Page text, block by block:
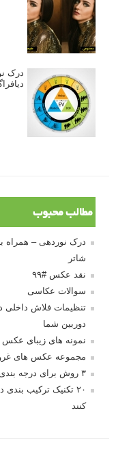
مطالب محبوب
شاتر
نقد عکس #۹۹
سوالات عکاسی
تنظیمات فلاش داخلی
دوربین شما
نمونه های زیبای
مجموعه عکس های
۳ روش برای درجه بندی و تنظیم دقیق رنگ در فتوشاپ
۲۰ تکنیک ترکیب
کنند